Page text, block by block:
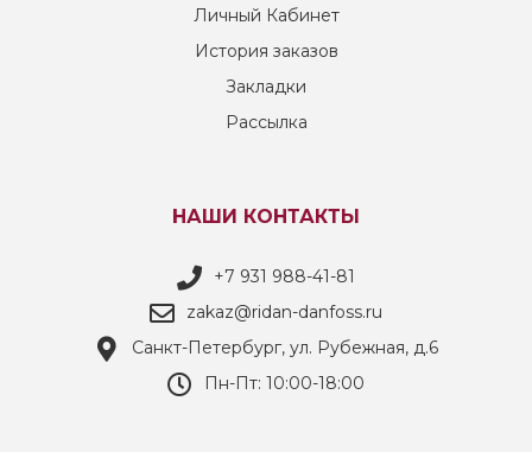
Личный Кабинет
История заказов
Закладки
Рассылка
НАШИ КОНТАКТЫ
+7 931 988-41-81
zakaz@ridan-danfoss.ru
Санкт-Петербург, ул. Рубежная, д.6
Пн-Пт: 10:00-18:00